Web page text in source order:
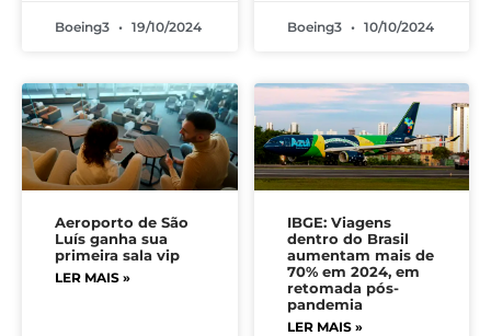
Boeing3 19/10/2024 Boeing3 10/10/2024
Aeroporto de São
Luís ganha sua
primeira sala vip
LER MAIS »
IBGE: Viagens
dentro do Brasil
aumentam mais de
70% em 2024, em
retomada pós-
pandemia
LER MAIS »